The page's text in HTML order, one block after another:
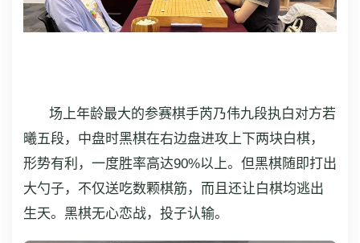
场上年龄最大的参赛棋手芮乃伟九段执白对方若
曦五段，中盘时黑棋在右边盘进攻上下两块白棋，
形势有利，一度胜率高达90%以上。但黑棋随即打出
大勺子，不仅送吃数颗棋筋，而且还让白棋均逃出
生天。黑棋无心恋战，投子认输。